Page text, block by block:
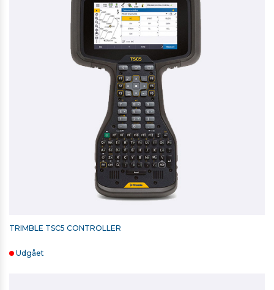
Driftstid: 6.,5 timer med 1 batteri
IP-KLASSIFICERING: IP65
Kommunikation: Long Range Radio
Driftstemperaturområde: -20 til +50 grader
TRIMBLE AFSÆTNINGSPRISME / MINIPRISME (-18)
2.475,00 kr. ekskl. moms
Kontakt for levering
TRIMBLE TSC5 CONTROLLER
Udgået